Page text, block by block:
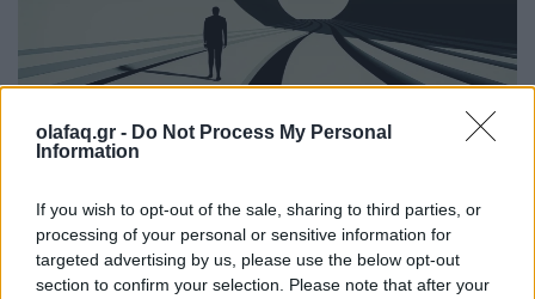
olafaq.gr - Do Not Process My Personal
Information
If you wish to opt-out of the sale, sharing to third parties, or
processing of your personal or sensitive information for
targeted advertising by us, please use the below opt-out
section to confirm your selection. Please note that after your
Τρόπος Ζωής
5+1 συνήθειες που θα σε φέρουν πιο κοντά
στους στόχους σου
27.07.26